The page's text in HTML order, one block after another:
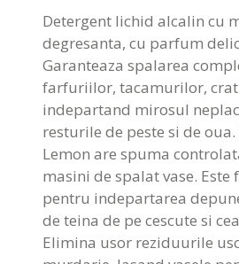
Detergent lichid alcalin cu
degresanta, cu parfum
Garanteaza spalarea
farfuriilor, tacamurilor,
indepartand mirosul
resturile de peste si de
Lemon are spuma
masini de spalat vase.
pentru indepartarea
de teina de pe cescute si
Elimina usor reziduurile